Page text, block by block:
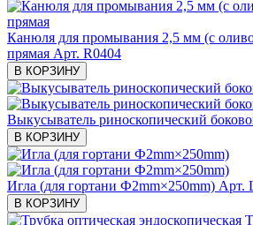
Канюля для промывания 2,5 мм (с
прямая Арт. R0404
В КОРЗИНУ
Выкусыватель риноскопический
В КОРЗИНУ
Игла (для гортани Ф2mm×250mm) Арт.
В КОРЗИНУ